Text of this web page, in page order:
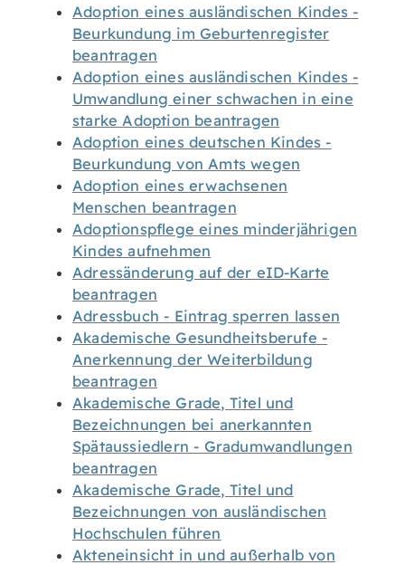
Adoption eines ausländischen Kindes -
Beurkundung im Geburtenregister
beantragen
Adoption eines ausländischen Kindes -
Umwandlung einer schwachen in eine
starke Adoption beantragen
Adoption eines deutschen Kindes -
Beurkundung von Amts wegen
Adoption eines erwachsenen
Menschen beantragen
Adoptionspflege eines minderjährigen
Kindes aufnehmen
Adressänderung auf der eID-Karte
beantragen
Adressbuch - Eintrag sperren lassen
Akademische Gesundheitsberufe -
Anerkennung der Weiterbildung
beantragen
Akademische Grade, Titel und
Bezeichnungen bei anerkannten
Spätaussiedlern - Gradumwandlungen
beantragen
Akademische Grade, Titel und
Bezeichnungen von ausländischen
Hochschulen führen
Akteneinsicht in und außerhalb von